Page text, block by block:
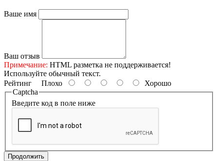
Ваше имя
Ваш отзыв
Примечание: HTML разметка не поддерживается!
Используйте обычный текст.
Рейтинг Плохо
Хорошо
Captcha
Введите код в поле ниже
Продолжить